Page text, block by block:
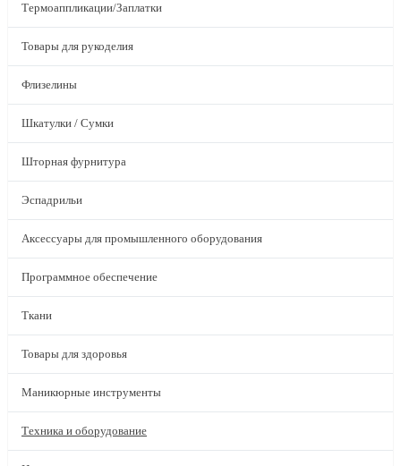
Термоаппликации/Заплатки
Товары для рукоделия
Флизелины
Шкатулки / Сумки
Шторная фурнитура
Эспадрильи
Аксессуары для промышленного оборудования
Программное обеспечение
Ткани
Товары для здоровья
Маникюрные инструменты
Техника и оборудование